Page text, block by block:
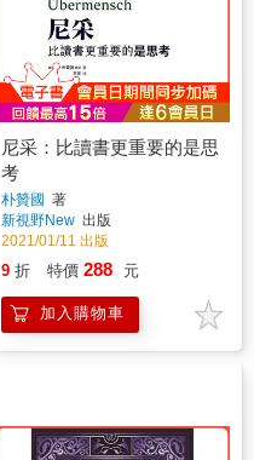
尼采：比讀書更重要的是思
考
朴贊國 著
新視野New 出版
2021/01/11 出版
9 折 特價 288 元
加入購物車